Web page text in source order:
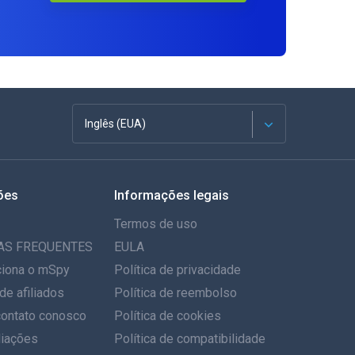
Inglês (EUA)
Francês
Espanhol
Português
Italiano
FREQUENTES
o mSpy
afiliados
conosco
Informações legais
Termos de uso
EULA
Política de privacidade
Política de reembolso
Política de cookies
Política de compatibilidade